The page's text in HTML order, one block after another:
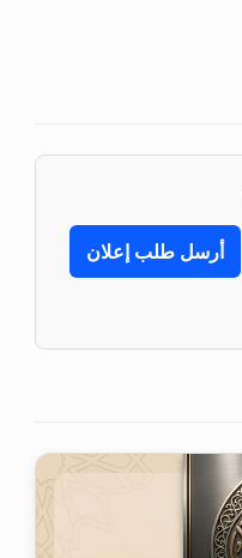
أرسل طلب إعلان